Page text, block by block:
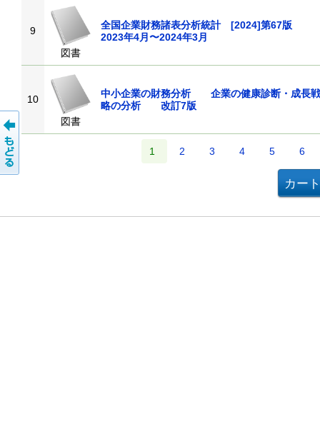
9
図書
全国企業財務諸表分析統計 [2024]第67版
2023年4月〜2024年3月
10
図書
中小企業の財務分析 企業の健康診断・成長戦
略の分析 改訂7版
1 2 3 4 5 6